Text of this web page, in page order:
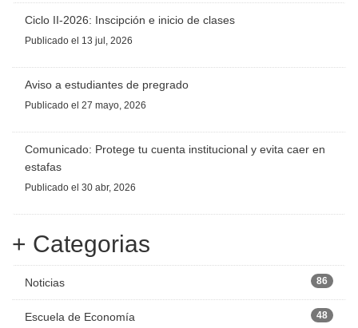
Ciclo II-2026: Inscipción e inicio de clases
Publicado el 13 jul, 2026
Aviso a estudiantes de pregrado
Publicado el 27 mayo, 2026
Comunicado: Protege tu cuenta institucional y evita caer en
estafas
Publicado el 30 abr, 2026
+ Categorias
Noticias 86
Escuela de Economía 48